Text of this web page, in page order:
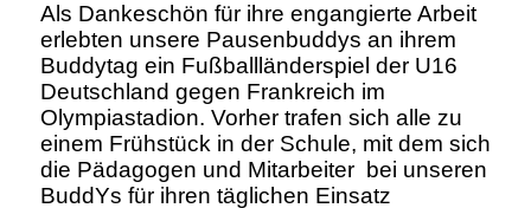
Als Dankeschön für ihre engangierte Arbeit
erlebten unsere Pausenbuddys an ihrem
Buddytag ein Fußballländerspiel der U16
Deutschland gegen Frankreich im
Olympiastadion. Vorher trafen sich alle zu
einem Frühstück in der Schule, mit dem sich
die Pädagogen und Mitarbeiter bei unseren
BuddYs für ihren täglichen Einsatz